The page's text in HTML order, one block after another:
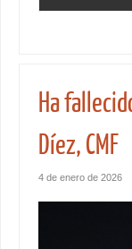
Ha
Díez, CMF
4 de enero de 2026